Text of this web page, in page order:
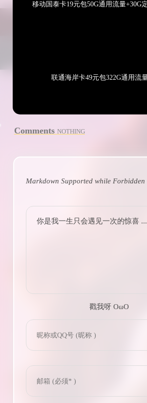
Comments NOTHING
Markdown Supported while Forbidden
你是我一生只会遇见一次的惊喜 ...
戳我呀 OωO